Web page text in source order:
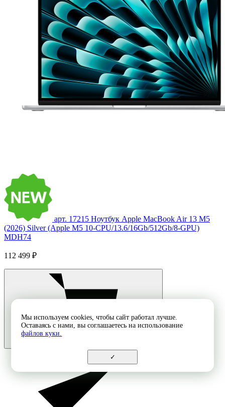
арт. 17215 Ноутбук Apple MacBook Air 13 M5
(2026) Silver (Apple M5 10-CPU/13.6/16Gb/512Gb/8-GPU)
MDH74
112 499 ₽
Мы используем cookies, чтобы сайт работал лучше.
Оставаясь с нами, вы соглашаетесь на использование
файлов куки.
✓